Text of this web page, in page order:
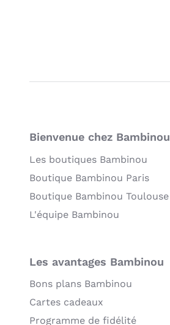
Bienvenue chez Bambinou
Les boutiques Bambinou
Boutique Bambinou Paris
Boutique Bambinou Toulouse
L'équipe Bambinou
Les avantages Bambinou
Bons plans Bambinou
Cartes cadeaux
Programme de fidélité